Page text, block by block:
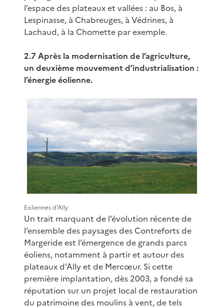
l’espace des plateaux et vallées : au Bos, à
Lespinasse, à Chabreuges, à Védrines, à
Lachaud, à la Chomette par exemple.
2.7 Après la modernisation de l’agriculture,
un deuxième mouvement d’industrialisation :
l’énergie éolienne.
Eoliennes d'Ally
Un trait marquant de l’évolution récente de
l’ensemble des paysages des Contreforts de
Margeride est l’émergence de grands parcs
éoliens, notamment à partir et autour des
plateaux d’Ally et de Mercœur. Si cette
première implantation, dès 2003, a fondé sa
réputation sur un projet local de restauration
du patrimoine des moulins à vent, de tels